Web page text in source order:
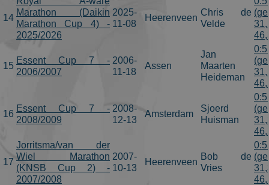
14
Marathon (Daikin
Marathon Cup 4) -
2025/2026
2025-
11-08
Heerenveen
Chris de
Velde
15
Essent Cup 7 -
2006/2007
2006-
11-18
Assen
Jan
Maarten
Heideman
16
Essent Cup 7 -
2008/2009
2008-
12-13
Amsterdam
Sjoerd
Huisman
17
Jorritsma/van der
Wiel Marathon
(KNSB Cup 2) -
2007/2008
2007-
10-13
Heerenveen
Bob de
Vries